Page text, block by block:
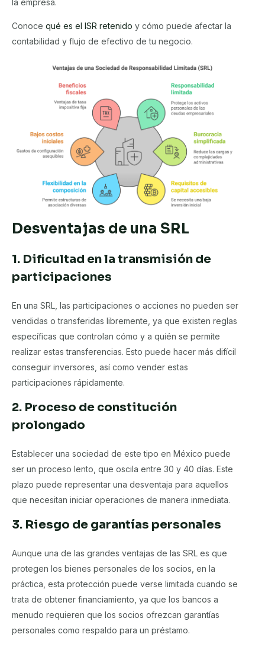
la empresa.
Conoce qué es el ISR retenido y cómo puede afectar la
contabilidad y flujo de efectivo de tu negocio.
Desventajas de una SRL
1. Dificultad en la transmisión de
participaciones
En una SRL, las participaciones o acciones no pueden ser
vendidas o transferidas libremente, ya que existen reglas
específicas que controlan cómo y a quién se permite
realizar estas transferencias. Esto puede hacer más difícil
conseguir inversores, así como vender estas
participaciones rápidamente.
2. Proceso de constitución
prolongado
Establecer una sociedad de este tipo en México puede
ser un proceso lento, que oscila entre 30 y 40 días. Este
plazo puede representar una desventaja para aquellos
que necesitan iniciar operaciones de manera inmediata.
3. Riesgo de garantías personales
Aunque una de las grandes ventajas de las SRL es que
protegen los bienes personales de los socios, en la
práctica, esta protección puede verse limitada cuando se
trata de obtener financiamiento, ya que los bancos a
menudo requieren que los socios ofrezcan garantías
personales como respaldo para un préstamo.